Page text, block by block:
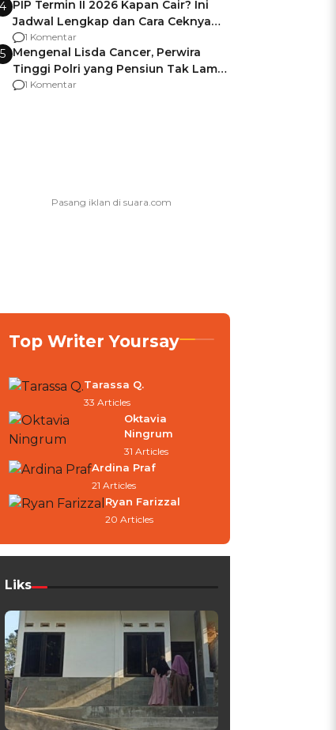
4 PIP Termin II 2026 Kapan Cair? Ini
Jadwal Lengkap dan Cara Ceknya
agar Dana Tidak Hangus!
1 Komentar
5 Mengenal Lisda Cancer, Perwira
Tinggi Polri yang Pensiun Tak Lama
Usai Jadi Brigjen
1 Komentar
Top Writer Yoursay
Tarassa Q.
33 Articles
Oktavia
Ningrum
31 Articles
Ardina Praf
21 Articles
Ryan Farizzal
20 Articles
Liks